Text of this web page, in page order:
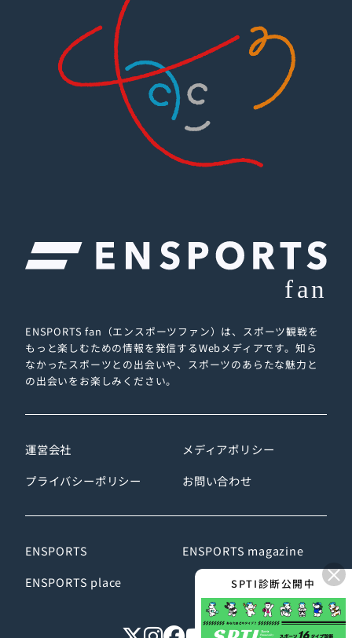
×
SPTI診断公開中
ENSPORTS fan（エンスポーツファン）は、スポーツ観戦を
もっと楽しむための情報を発信するWebメディアです。 知ら
なかったスポーツとの出会いや、スポーツのあらたな魅力と
の出会いをお楽しみください。
運営会社
メディアポリシー
プライバシーポリシー
お問い合わせ
ENSPORTS
ENSPORTS magazine
ENSPORTS place